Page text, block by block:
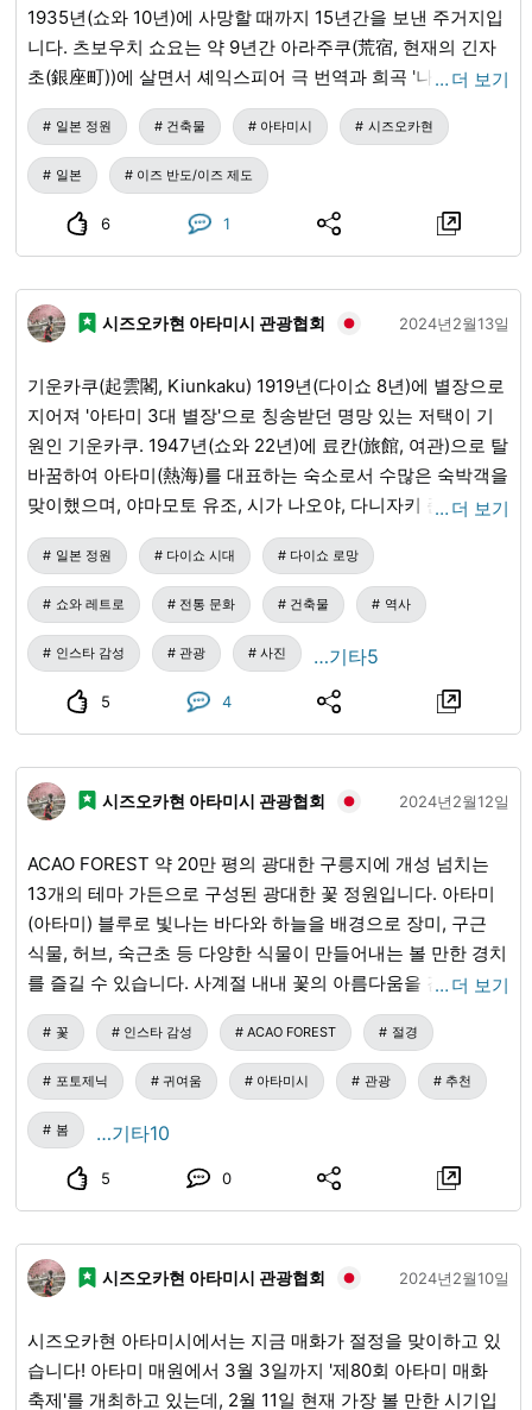
예술 라이브 공연 가리 라이브가 펼쳐집니다. 치바 성 일루미
네이션의 기간 한정 축제와 밤의 벚꽃 경쟁은 사람들을 매료
시키기로 유명합니다. ■오시는 길: ・JR 치바역에서 게이세
이 버스로 '대학병원'에서 하차, '지역 박물관'에서 하차 ・치바
모노레일 현청역에서 도보 10분 JR 혼치바 역에서 도보 15 분
■주소:지바시 주오구 이노하나 1-6
1935년(쇼와 10년)에 사망할 때까지 15년간을 보낸 주거지입
니다. 츠보우치 쇼요는 약 9년간 아라주쿠(荒宿, 현재의 긴자
초(銀座町))에 살면서 셰익스피어 극 번역과 희곡 '나고리의
별 달밤(名残の星月夜)', '요시토키의 최후(義時の最後)' 등을
저술했지만, 한적했던 아라주쿠가 시끄러워져 집필 활동에 전
념할 수 없게 되자 미나구치초(水口町)에 새로 지은 것이 이
쌍시샤입니다. 수령이 300여 년이라고 전해지는 감나무 고목
두 그루가 있는 데서 유래하여 '쌍시샤(双柿舎, 소시샤(そうし
しゃ))'라고 불리게 되었습니다. 저택 내에는 탑 모양의 서재와
붓 무덤이 있으며, 아이즈 야이치(会津八一)의 글씨로 쓰인 문
의 현판 등도 볼거리입니다. ※정원과 서재를 견학할 수 있습니
다. ＜중문(中門)＞ 현판의 '雙柿舎' 글자는 아이즈 야이치(会
津八一, 슈추도인(秋艸道人))의 필체. 테라야마 타쿠보쿠(寺山
啄木)가 새김(다이쇼 12년) ＜본관(本館)(객실・서재)＞ 찻방,
부부의 거실, 본관 2층 서재는 창작, 글씨 쓰기 등 특별한 경우
에 사용했습니다. ＜감나무＞ 쌍시샤의 이름이 유래된 늙은
감나무 중 한 그루는 쇼와 54년(1979) 태풍으로 쓰러졌습니
다. 「겨울 정원에 야윈 인왕처럼 우뚝 솟아 있는 두 그루 감나
무 모습이 재미있네」 「감 두 개 저녁노을과 함께 문을 물들
이네」 ※남은 한 그루도 고사 상태가 되었기 때문에 헤이세이
11년(1999) 2월, 쇼요의 생가가 있는 기후현(岐阜県) 미노카모
시(美濃加茂市)에서 벌집 감(蜂屋柿)을 기증받아 심었습니다.
＜붓 무덤＞ 쇼와 12년(1937) 쇼요 3주기에 부인의 발의로 건
립되었습니다. 돌은 자연석인 쓰쿠바 석(筑波石)입니다. 이 아
래에는 쇼요가 사용하던 붓과 만년필이 화강암 함에 담겨 있
＜후쿠노유(福之湯) 비석＞ 쇼와 7년(1932) 미나구치엔(水口
園)에 건립되었으며, 헤이세이 19년(2007)에 쌍시샤로 이전
(根府川石)입니다. 쇼와 3년(1928) 온천 굴착에 성공했을 때
쇼요는 이것을 후쿠노유(福之湯)라고 명명했지만, 쇼와 7년
(1932) 그 유래를 기록한 비석을 건립할 때 미나구치엔(水口
園) 주인 미즈타니 요시오(水谷良雄)의 의뢰로 제액(題額)・비
문을 썼습니다. 「이 근처 옛날에는 보이는 곳마다 밭이었고,
억새가 무성한 변두리였는데, 마을의 큰 집 주인이었던 미즈
타니 씨가 옮겨가는 때에 맞춰 다이쇼 11년(大正十一年)에 먼
저 그 일부를 유원지로 만들고, 이어 여관을 경영하여 쇼와 2
년(昭和二年) 가을에 다시 굴착에 착수하여 다음 해 7월에 이
르러 계획대로 준공했으므로, 탕에 이름을 명명함과 함께 그
유래를 기록하고자 나에게 의뢰하셨네. 무릇 하츠카와(初川)
이서의 땅은 샘맥이 드물다고만 믿어지고, 설령 시험 삼아 굴
당원(当園)의 주인이 누구보다 먼저 이 공을 완수하신 것은 어
찌 불가사의한 천복(天福)이 아니겠는가. 아아, 그 천복이여,
정(湯井)과 같을지어다.」라는 축원을 그대로 탕 이름으로 삼
았네. 쇼와 7년(昭和七年) 8월 길일 이웃집 감나무 아래에서
… 더 보기
일본 정원 건축물 아타미시 시즈오카현
일본 이즈 반도/이즈 제도
6 1
시즈오카현 아타미시 관광협회 2024년2월13일
기운카쿠(起雲閣, Kiunkaku) 1919년(다이쇼 8년)에 별장으로
지어져 '아타미 3대 별장'으로 칭송받던 명망 있는 저택이 기
원인 기운카쿠. 1947년(쇼와 22년)에 료칸(旅館, 여관)으로 탈
바꿈하여 아타미(熱海)를 대표하는 숙소로서 수많은 숙박객을
맞이했으며, 야마모토 유조, 시가 나오야, 다니자키 준이치로,
다자이 오사무, 후나하시 세이이치, 다케다 다이준 등 일본을
대표하는 문호들에게도 사랑받았습니다. 현재는 아타미시(熱
海市)의 문화재로 일반에 공개되어 있습니다. 시가지라고는
생각할 수 없을 정도로 푸르른 정원. 일본 가옥의 아름다움을
간직한 본관(화관)과 별채. 일본, 중국, 유럽 등의 장식과 양식
내는 이러한 시설은 역사적, 문화적 유산으로서 미래에 계승
0022 시즈오카현(静岡県) 아타미시(熱海市) 쇼와초(昭和町)
4-2 전화번호／0557-86-3101 교통편／ ■JR 아타미역(熱海
마(西山), 하코네(箱根) 방면행(또는 시미즈초 순환) 버스로 약
10분→기운카쿠(起雲閣) 앞에서 하차 ■JR 아타미역(熱海駅)
에서 모미지가오카(紅葉ガ丘) 방면행 버스로 약 10분→덴진초
(天神町)에서 하차→도보 약 2분 ■유~유~버스 이용→기운카
쿠 니시구치(起雲閣西口)에서 하차 후 도보 약 2분 영업시간
／9:00~17:00 (입관은 16:30까지) 휴업일／매주 수요일(공휴
일인 경우 개관), 연말(12/26~30) 요금／어른 610엔(단체인
경우 460엔), 중고생 360엔(단체인 경우 240엔), 초등학생 이
하 무료 주차장／일반 차량 37대분(무료) ※9m 이하의 중형
버스 가능, 대형 버스는 불가.
… 더 보기
일본 정원 다이쇼 시대 다이쇼 로망
쇼와 레트로 전통 문화 건축물 역사
인스타 감성 관광 사진 …기타5
5 4
시즈오카현 아타미시 관광협회 2024년2월12일
ACAO FOREST 약 20만 평의 광대한 구릉지에 개성 넘치는
13개의 테마 가든으로 구성된 광대한 꽃 정원입니다. 아타미
(아타미) 블루로 빛나는 바다와 하늘을 배경으로 장미, 구근
식물, 허브, 숙근초 등 다양한 식물이 만들어내는 볼 만한 경치
를 즐길 수 있습니다. 사계절 내내 꽃의 아름다움을 감상할 수
있는 것은 물론, 구마 겐고(隈研吾) 씨가 설계한 카페 'COEDA
HOUSE', 소가아사마 신사(曽我浅間神社), 허브와 아로마 수
제 체험 시설, 식사와 쇼핑을 즐길 수 있는 상업 시설 'ACAO
ROSE SQUARE'(아카오 로즈 스퀘어) 등도 있습니다. 주소/〒
413-0101 시즈오카현(시즈오카현) 아타미시(아타미시) 가미
지로(網代) 방면행 버스로 약 20분 → '아카오 포레스트' 하차
※악천후 시 임시 휴업 가능성 있음 요금/어른 4000엔, 어린이
1000엔, 반려동물 1000엔 주차장/유료 P100대 ※영업시간, 휴
에 확인해 주십시오.
… 더 보기
꽃 인스타 감성 ACAO FOREST 절경
포토제닉 귀여움 아타미시 관광 추천
봄 …기타10
5 0
시즈오카현 아타미시 관광협회 2024년2월10일
시즈오카현 아타미시에서는 지금 매화가 절정을 맞이하고 있
습니다! 아타미 매원에서 3월 3일까지 '제80회 아타미 매화
축제'를 개최하고 있는데, 2월 11일 현재 가장 볼 만한 시기입